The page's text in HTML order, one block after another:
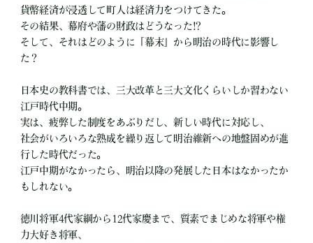
貨幣経済が浸透して町人は経済力をつけてきた。
その結果、幕府や藩の財政はどうなった!?
そして、それはどのように「幕末」から明治の時代に影響し
た？
日本史の教科書では、三大改革と三大文化くらいしか習わない
江戸時代中期。
実は、疲弊した制度をあぶりだし、新しい時代に対応し、
社会がいろいろな熟成を繰り返して明治維新への地盤固めが進
行した時代だった。
江戸中期がなかったら、明治以降の発展した日本はなかったか
もしれない。
徳川将軍4代家綱から12代家慶まで、質素でまじめな将軍や権
力大好き将軍、